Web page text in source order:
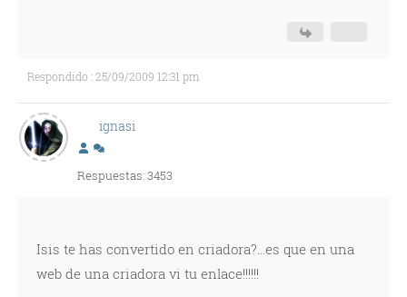
Respondido : 25/09/2009 12:31 pm
ignasi
Respuestas: 3453
Isis te has convertido en criadora?...es que en una
web de una criadora vi tu enlace!!!!!!